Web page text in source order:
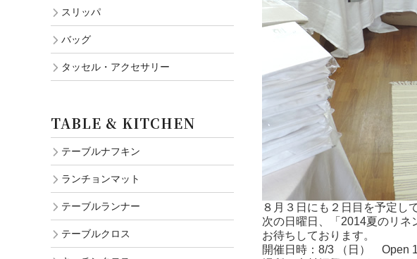
８月３日にも２日目を予定し
次の日曜日、「2014夏のリネ
お待ちしております。
開催日時：8/3 （日） Open
スリッパ
バッグ
タッセル・アクセサリー
TABLE & KITCHEN
テーブルナフキン
ランチョンマット
テーブルランナー
テーブルクロス